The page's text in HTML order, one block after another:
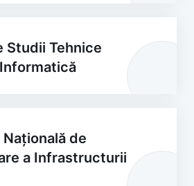
Studii Tehnice
de
a Infrastructurii